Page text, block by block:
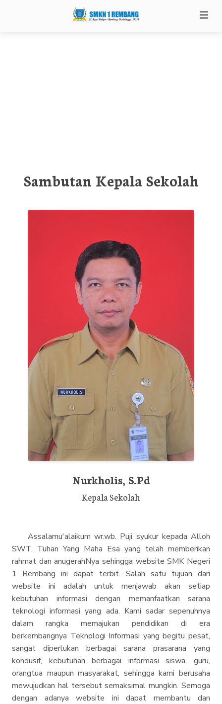
Sambutan Kepala Sekolah
Nurkholis, S.Pd
Kepala Sekolah
Assalamu'alaikum wr.wb. Puji syukur kepada Alloh
SWT, Tuhan Yang Maha Esa yang telah memberikan
rahmat dan anugerahNya sehingga website SMK Negeri
1 Rembang ini dapat terbit. Salah satu tujuan dari
website ini adalah untuk menjawab akan setiap
kebutuhan informasi dengan memanfaatkan sarana
teknologi informasi yang ada. Kami sadar sepenuhnya
dalam rangka memajukan pendidikan di era
berkembangnya Teknologi Informasi yang begitu pesat,
sangat diperlukan berbagai sarana prasarana yang
kondusif, kebutuhan berbagai informasi siswa, guru,
orangtua maupun masyarakat, sehingga kami berusaha
mewujudkan hal tersebut semaksimal mungkin. Semoga
dengan adanya website ini dapat membantu dan